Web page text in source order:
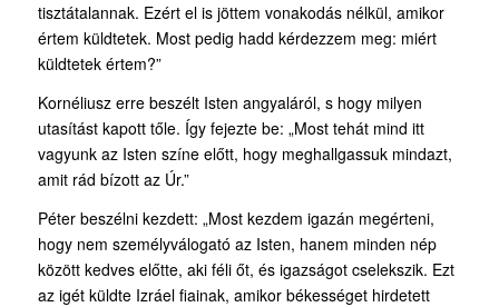
tisztátalannak. Ezért el is jöttem vonakodás nélkül, amikor
értem küldtetek. Most pedig hadd kérdezzem meg: miért
küldtetek értem?”
Kornéliusz erre beszélt Isten angyaláról, s hogy milyen
utasítást kapott tőle. Így fejezte be: „Most tehát mind itt
vagyunk az Isten színe előtt, hogy meghallgassuk mindazt,
amit rád bízott az Úr.”
Péter beszélni kezdett: „Most kezdem igazán megérteni,
hogy nem személyválogató az Isten, hanem minden nép
között kedves előtte, aki féli őt, és igazságot cselekszik. Ezt
az igét küldte Izráel fiainak, amikor békességet hirdetett